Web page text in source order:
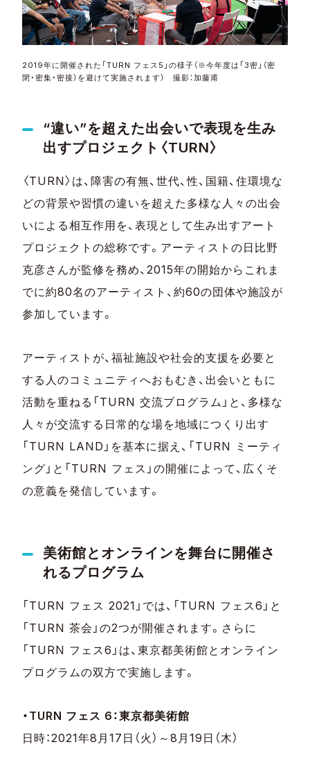
2019年に開催された「TURN フェス5」の様子（※今年度は「3密」（密
閉・密集・密接）を避けて実施されます） 撮影：加藤甫
“違い”を超えた出会いで表現を生み
出すプロジェクト〈TURN〉
〈TURN〉は、障害の有無、世代、性、国籍、住環境な
どの背景や習慣の違いを超えた多様な人々の出会
いによる相互作用を、表現として生み出すアート
プロジェクトの総称です。アーティストの日比野
克彦さんが監修を務め、2015年の開始からこれま
でに約80名のアーティスト、約60の団体や施設が
参加しています。
アーティストが、福祉施設や社会的支援を必要と
する人のコミュニティへおもむき、出会いともに
活動を重ねる「TURN 交流プログラム」と、多様な
人々が交流する日常的な場を地域につくり出す
「TURN LAND」を基本に据え、「TURN ミーティ
ング」と「TURN フェス」の開催によって、広くそ
の意義を発信しています。
美術館とオンラインを舞台に開催さ
れるプログラム
「TURN フェス 2021」では、「TURN フェス6」と
「TURN 茶会」の2つが開催されます。さらに
「TURN フェス6」は、東京都美術館とオンライン
プログラムの双方で実施します。
・TURN フェス 6：東京都美術館
日時：2021年8月17日（火）～8月19日（木）